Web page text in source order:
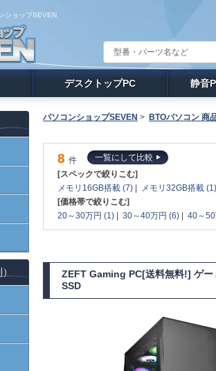
ショップSEVEN
デスクトップPC 静音
パソコンショップSEVEN > BTOパソコン 商
8 件
一覧にして比較
[スペックで絞りこむ]
メモリ16GB搭載 (7) | メモリ32GB搭載 (1)
[価格帯で絞りこむ]
20～30万円 (1) | 30～40万円 (6) | 40～
ZEFT Gaming PC[送料無料!] ゲー
SSD